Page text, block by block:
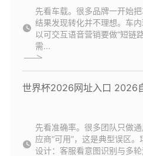
先看车载。很多品牌一开始把
结果发现转化并不理想。车
以可交互语音营销要做“短链
需...
世界杯2026网址入口 2026
先看准确率。很多团队只做
应商“可用”，这是典型误区
设计：客服看意图识别与多